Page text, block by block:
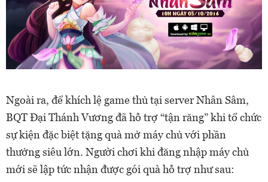
Ngoài ra, để khích lệ game thủ tại server Nhân Sâm,
BQT Đại Thánh Vương đã hỗ trợ “tận răng” khi tổ chức
sự kiện đặc biệt tặng quà mở máy chủ với phần
thưởng siêu lớn. Người chơi khi đăng nhập máy chủ
mới sẽ lập tức nhận được gói quà hỗ trợ như sau: